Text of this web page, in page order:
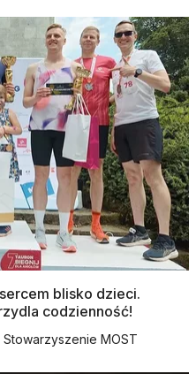
blisko dzieci.
codzienność!
MOST